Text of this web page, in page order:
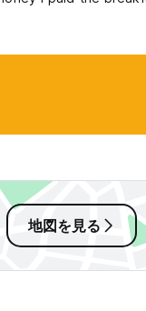
地図を見る